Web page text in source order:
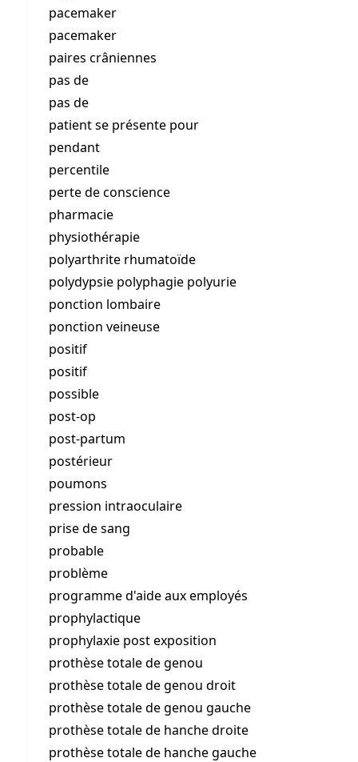
pacemaker
pacemaker
paires crâniennes
pas de
pas de
patient se présente pour
pendant
percentile
perte de conscience
pharmacie
physiothérapie
polyarthrite rhumatoïde
polydypsie polyphagie polyurie
ponction lombaire
ponction veineuse
positif
positif
possible
post-op
post-partum
postérieur
poumons
pression intraoculaire
prise de sang
probable
problème
programme d'aide aux employés
prophylactique
prophylaxie post exposition
prothèse totale de genou
prothèse totale de genou droit
prothèse totale de genou gauche
prothèse totale de hanche droite
prothèse totale de hanche gauche